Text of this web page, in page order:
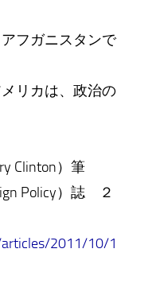
フガニスタンで
リカは、政治の
Clinton）筆
Policy）誌 ２
2011/10/1